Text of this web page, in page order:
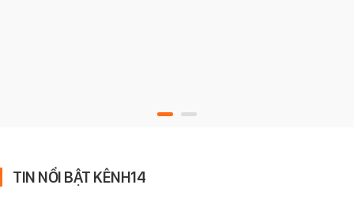
TIN NỔI BẬT KÊNH14